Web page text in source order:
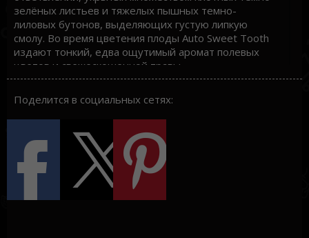
зелёных листьев и тяжелых пышных темно-
лиловых бутонов, выделяющих густую липкую
смолу. Во время цветения плоды Auto Sweet Tooth
издают тонкий, едва ощутимый аромат полевых
цветов и свежескошенной травы.
Происхождение
Генетический микс всходов, которые дарят
феминизированные семена конопли
автоцветущего сорта Auto Sweet Tooth, включает в
себя не только гены популярных сортов каннабиса,
но и гены растений рода рудералис, которые
запускают цветение культуры в автоматическом
режиме. В составе гибрида, бесспорно,
доминирует индика, о чем свидетельствует
Поделится в социальных сетях: